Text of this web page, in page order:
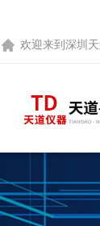
欢迎来到 深圳